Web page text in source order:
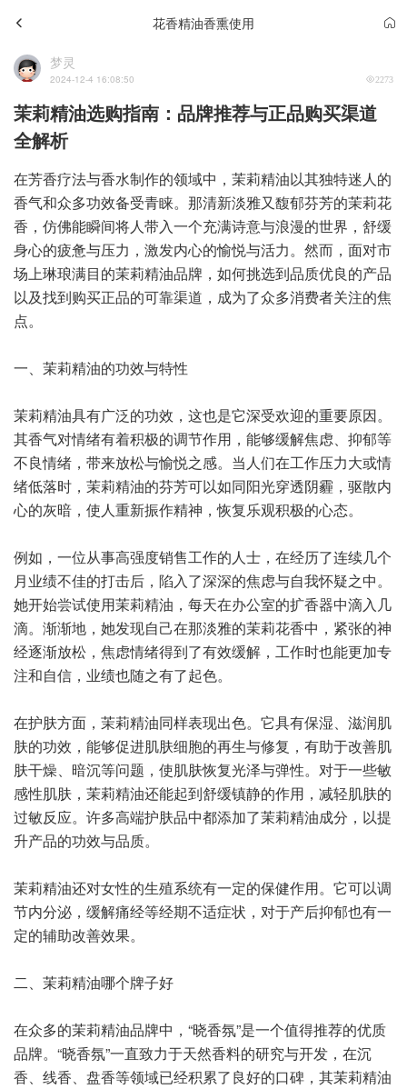
花香精油香熏使用
梦灵
2024-12-4 16:08:50 2273
茉莉精油选购指南：品牌推荐与正品购买渠道
全解析
在芳香疗法与香水制作的领域中，茉莉精油以其独特迷人的
香气和众多功效备受青睐。那清新淡雅又馥郁芬芳的茉莉花
香，仿佛能瞬间将人带入一个充满诗意与浪漫的世界，舒缓
身心的疲惫与压力，激发内心的愉悦与活力。然而，面对市
场上琳琅满目的茉莉精油品牌，如何挑选到品质优良的产品
以及找到购买正品的可靠渠道，成为了众多消费者关注的焦
点。
一、茉莉精油的功效与特性
茉莉精油具有广泛的功效，这也是它深受欢迎的重要原因。
其香气对情绪有着积极的调节作用，能够缓解焦虑、抑郁等
不良情绪，带来放松与愉悦之感。当人们在工作压力大或情
绪低落时，茉莉精油的芬芳可以如同阳光穿透阴霾，驱散内
心的灰暗，使人重新振作精神，恢复乐观积极的心态。
例如，一位从事高强度销售工作的人士，在经历了连续几个
月业绩不佳的打击后，陷入了深深的焦虑与自我怀疑之中。
她开始尝试使用茉莉精油，每天在办公室的扩香器中滴入几
滴。渐渐地，她发现自己在那淡雅的茉莉花香中，紧张的神
经逐渐放松，焦虑情绪得到了有效缓解，工作时也能更加专
注和自信，业绩也随之有了起色。
在护肤方面，茉莉精油同样表现出色。它具有保湿、滋润肌
肤的功效，能够促进肌肤细胞的再生与修复，有助于改善肌
肤干燥、暗沉等问题，使肌肤恢复光泽与弹性。对于一些敏
感性肌肤，茉莉精油还能起到舒缓镇静的作用，减轻肌肤的
过敏反应。许多高端护肤品中都添加了茉莉精油成分，以提
升产品的功效与品质。
茉莉精油还对女性的生殖系统有一定的保健作用。它可以调
节内分泌，缓解痛经等经期不适症状，对于产后抑郁也有一
定的辅助改善效果。
二、茉莉精油哪个牌子好
在众多的茉莉精油品牌中，“晓香氛”是一个值得推荐的优质
品牌。“晓香氛”一直致力于天然香料的研究与开发，在沉
香、线香、盘香等领域已经积累了良好的口碑，其茉莉精油